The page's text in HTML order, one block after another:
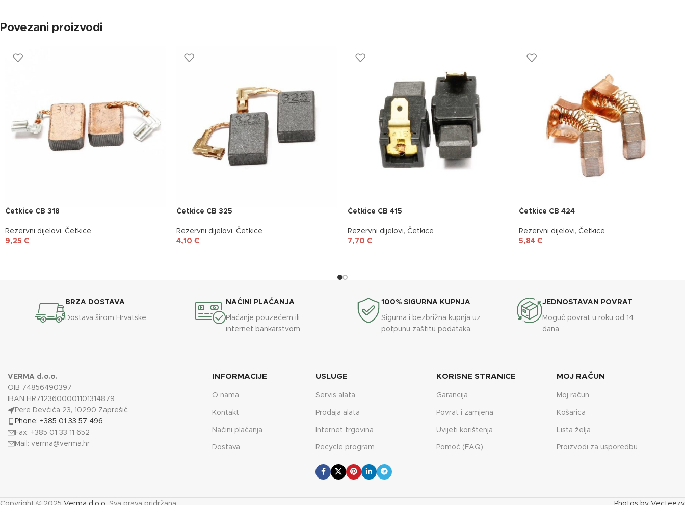
Povezani proizvodi
Četkice CB 318
Rezervni dijelovi, Četkice
9,25 €
Četkice CB 325
Rezervni dijelovi, Četkice
4,10 €
Četkice CB 415
Rezervni dijelovi, Četkice
7,70 €
Četkice CB 424
Rezervni dijelovi, Četkice
5,84 €
BRZA DOSTAVA
Dostava širom Hrvatske
NAĆINI PLAĆANJA
Plaćanje pouzećem ili
internet bankarstvom
100% SIGURNA KUPNJA
Sigurna i bezbrižna kupnja uz
potpunu zaštitu podataka.
JEDNOSTAVAN POVRAT
Moguć povrat u roku od 14
dana
VERMA d.o.o.
OIB 74856490397
IBAN HR7123600001101314879
Pere Devćiča 23, 10290 Zaprešić
Phone: +385 01 33 57 496
Fax: +385 01 33 11 652
Mail: verma@verma.hr
INFORMACIJE
O nama
Kontakt
Načini plaćanja
Dostava
USLUGE
Servis alata
Prodaja alata
Internet trgovina
Recycle program
KORISNE STRANICE
Garancija
Povrat i zamjena
Uvijeti korištenja
Pomoć (FAQ)
MOJ RAČUN
Moj račun
Košarica
Lista želja
Proizvodi za usporedbu